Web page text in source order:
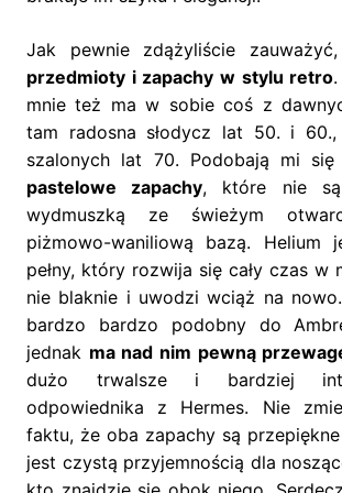
Jak pewnie zdążyliście
przedmioty i zapachy w stylu retro
mnie też ma w sobie coś z
tam radosna słodycz lat 50. i
szalonych lat 70. Podobają mi się
pastelowe zapachy, które nie są
wydmuszką ze świeżym
piżmowo-waniliową bazą. Helium
pełny, który rozwija się cały czas w
nie blaknie i uwodzi wciąż na
bardzo bardzo podobny do
jednak ma nad nim pewną
dużo trwalsze i bardziej
odpowiednika z Hermes. Nie
faktu, że oba zapachy są
jest czystą przyjemnością dla